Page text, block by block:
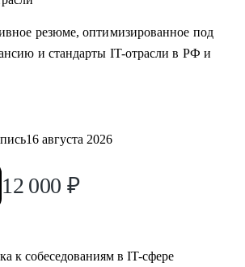
резюме, оптимизированное под
и стандарты IT-отрасли в РФ и
16 августа 2026
12 000 ₽
к собеседованиям в IT-сфере